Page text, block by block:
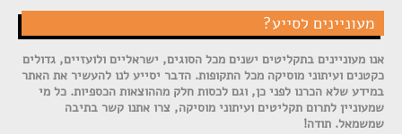
מעוניינים לסייע?
אנו מעוניינים בתקליטים ישנים מכל הסוגים, ישראליים ולועזיים, גדולים
כקטנים ועיתוני מוסיקה מכל התקופות. הדבר יסייע לנו להעשיר את האתר
במידע שלא הכרנו לפני כן, וגם לכסות חלק מההוצאות הכספיות. כל מי
שמעוניין לתרום תקליטים ועיתוני מוסיקה, צרו אתנו קשר בתיבה
שמשמאל. תודה!